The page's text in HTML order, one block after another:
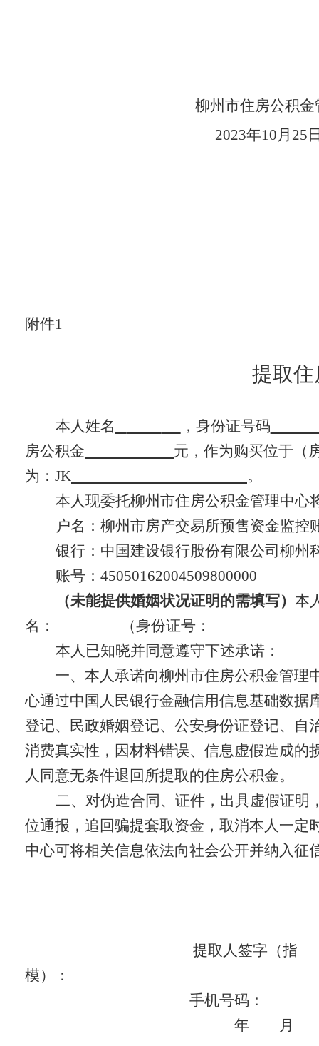
柳州市住房公积金
2023年10月25
附件1
提取
本人姓名
，身份证号码
房公积金
元，作为购买位于（
为：JK
。
本人现委托柳州市住房公积金管理中心
户名：柳州市房产交易所预售资金监控
银行：中国建设银行股份有限公司柳州
账号：45050162004509800000
（未能提供婚姻状况证明的需填写） 本
名：
（身份证号：
本人已知晓并同意遵守下述承诺：
一、本人承诺向柳州市住房公积金管理
心通过中国人民银行金融信用信息基础数据
登记、民政婚姻登记、公安身份证登记、自
消费真实性，因材料错误、信息虚假造成的
人同意无条件退回所提取的住房公积金。
二、对伪造合同、证件，出具虚假证明
位通报，追回骗提套取资金，取消本人一定
中心可将相关信息依法向社会公开并纳入
提取人签字（指
模）
手机号码：
年 月